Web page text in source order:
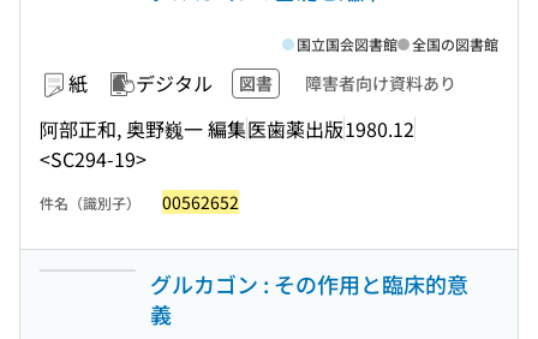
紙 デジタル 図書 障害者向け資料あり
阿部正和, 奥野巍一 編集医歯薬出版1980.12
<SC294-19>
国立国会図書館 全国の図書館
件名（識別子） 00562652
グルカゴン : その作用と臨床的意
義